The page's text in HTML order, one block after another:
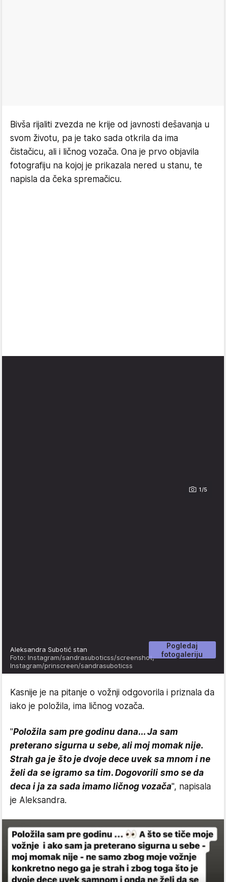
Bivša rijaliti zvezda ne krije od javnosti dešavanja u
svom životu, pa je tako sada otkrila da ima
čistačicu, ali i ličnog vozača. Ona je prvo objavila
fotografiju na kojoj je prikazala nered u stanu, te
napisla da čeka spremačicu.
1/5
Pogledaj
fotogaleriju
Aleksandra Subotić stan
Foto: Instagram/sandrasuboticss/screenshot,
Instagram/prinscreen/sandrasuboticss
Kasnije je na pitanje o vožnji odgovorila i priznala da
iako je položila, ima ličnog vozača.
"Položila sam pre godinu dana... Ja sam
preterano sigurna u sebe, ali moj momak nije.
Strah ga je što je dvoje dece uvek sa mnom i ne
želi da se igramo sa tim. Dogovorili smo se da
deca i ja za sada imamo ličnog vozača", napisala
je Aleksandra.